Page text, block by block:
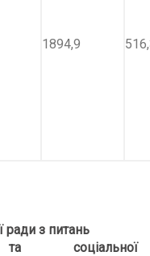
1894,9
ради з питань
соціальної